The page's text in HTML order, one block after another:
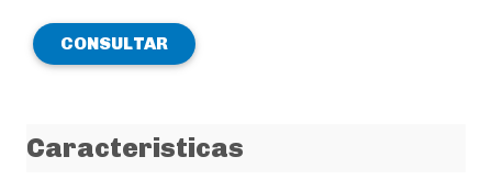
CONSULTAR
Caracteristicas